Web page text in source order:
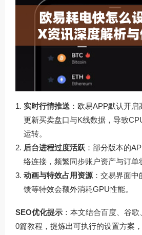
实时行情推送 ：欧易APP默认开
更新买卖盘口与K线数据，导致
运转。
后台进程过度活跃 ：部分版本的
络连接，频繁同步账户资产与订单
动画与特效占用资源 ：交易界面
馈等特效会额外消耗GPU性能。
SEO优化提示 ：本文结合百度、谷
0篇教程，提炼出可执行的设置方案